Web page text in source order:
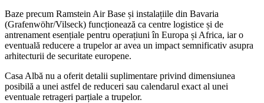
Baze precum Ramstein Air Base și instalațiile din Bavaria
(Grafenwöhr/Vilseck) funcționează ca centre logistice și de
antrenament esențiale pentru operațiuni în Europa și Africa, iar o
eventuală reducere a trupelor ar avea un impact semnificativ asupra
arhitecturii de securitate europene.
Casa Albă nu a oferit detalii suplimentare privind dimensiunea
posibilă a unei astfel de reduceri sau calendarul exact al unei
eventuale retrageri parțiale a trupelor.